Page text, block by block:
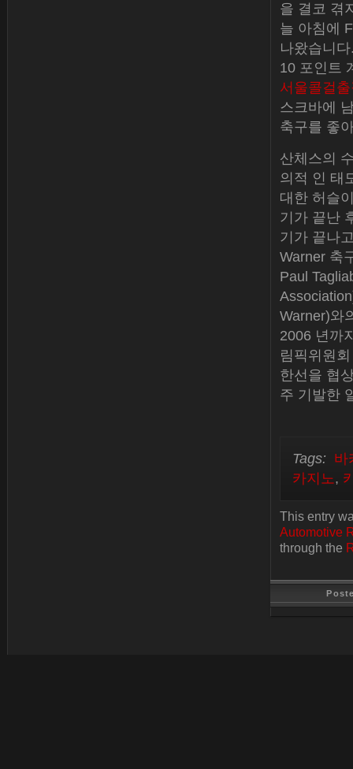
을 결코 겪
늘 아침에
나왔습니
10 포인트
서울콜걸
스크바에
축구를 좋
산체스의
의적 인 태
대한 허슬
기가 끝난
기가 끝나
Warner 축
Paul
Warner)와
2006 년까
림픽위원
한선을 협
주 기발한
Tags: 바
카지노,
This entry
Automotive
through the